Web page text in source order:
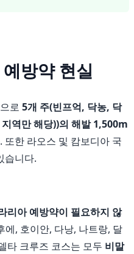
방약 현실
로 5개 주(빈프억, 닥농, 닥
역만 해당))의 해발 1,500m
또한 라오스 및 캄보디아 국
습니다.
리아 예방약이 필요하지 않
에, 호이안, 다낭, 나트랑, 달
타 크루즈 코스는 모두 비말